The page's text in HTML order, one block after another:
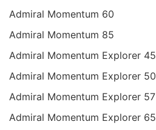
Admiral Momentum 60
Admiral Momentum 85
Admiral Momentum Explorer 45
Admiral Momentum Explorer 50
Admiral Momentum Explorer 57
Admiral Momentum Explorer 65